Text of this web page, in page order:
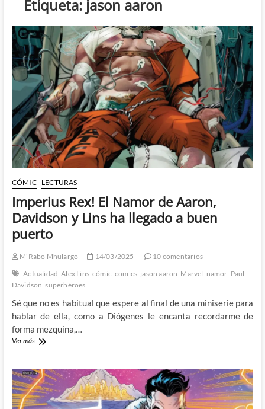
Etiqueta: jason aaron
CÓMIC LECTURAS
Imperius Rex! El Namor de Aaron,
Davidson y Lins ha llegado a buen
puerto
M'Rabo Mhulargo 14/03/2025
10 comentarios
Actualidad Alex Lins cómic comics jason aaron Marvel namor Paul
Davidson superhéroes
Sé que no es habitual que espere al final de una miniserie para
hablar de ella, como a Diógenes le encanta recordarme de
forma mezquina,…
Ver másImperius
Namor
de
Aaron,
Davidson